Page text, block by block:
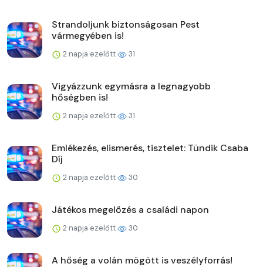
Strandoljunk biztonságosan Pest
vármegyében is!
2 napja ezelőtt 31
Vigyázzunk egymásra a legnagyobb
hőségben is!
2 napja ezelőtt 31
Emlékezés, elismerés, tisztelet: Tündik Csaba
Díj
2 napja ezelőtt 30
Játékos megelőzés a családi napon
2 napja ezelőtt 30
A hőség a volán mögött is veszélyforrás!